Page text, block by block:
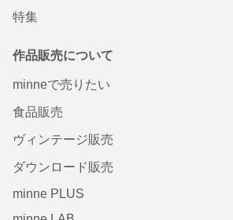
特集
作品販売について
minneで売りたい
食品販売
ヴィンテージ販売
ダウンロード販売
minne PLUS